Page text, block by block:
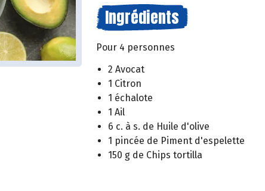
Ingrédients
Pour 4 personnes
2 Avocat
1 Citron
1 échalote
1 Ail
6 c. à s. de Huile d'olive
1 pincée de Piment d'espelette
150 g de Chips tortilla